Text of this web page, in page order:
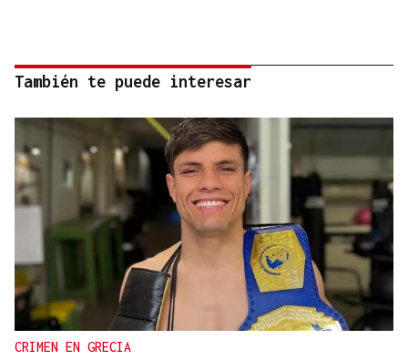
También te puede interesar
CRIMEN EN GRECIA